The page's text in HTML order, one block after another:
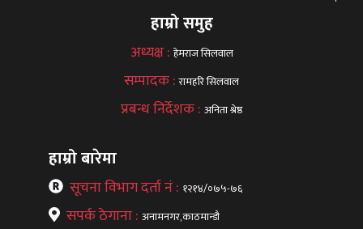
हाम्रो समुह
अध्यक्ष : हेमराज सिलवाल
सम्पादक :रामहरि सिलवाल
प्रबन्ध निर्देशक : अनिता श्रेष्ठ
हाम्रो बारेमा
सूचना विभाग दर्ता नं : १२१४/०७५-७६
सपर्क ठेगाना : अनामनगर,काठमान्डौ